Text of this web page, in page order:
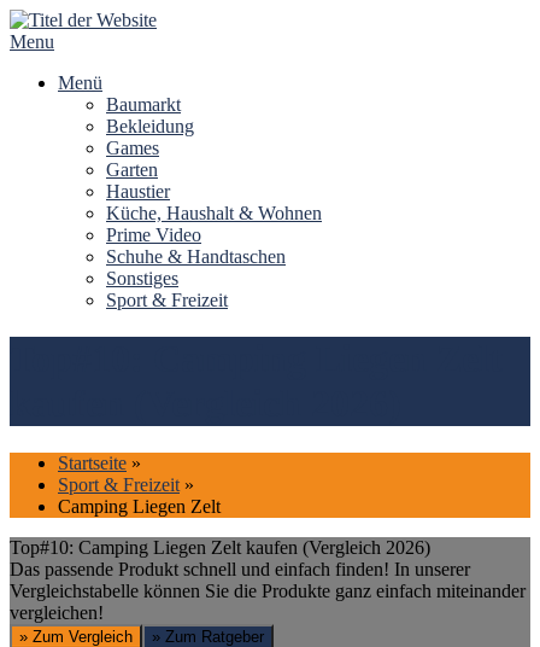
Skip
to
Menu
Menü
Baumarkt
Bekleidung
Games
Garten
Haustier
Küche, Haushalt & Wohnen
Prime Video
Schuhe & Handtaschen
Sonstiges
Sport & Freizeit
Startseite »
Sport & Freizeit »
Camping Liegen Zelt
Top#10: Camping Liegen Zelt kaufen (Vergleich 2026)
Das passende Produkt schnell und einfach finden! In unserer
Vergleichstabelle können Sie die Produkte ganz einfach miteinander
vergleichen!
» Zum Vergleich » Zum Ratgeber